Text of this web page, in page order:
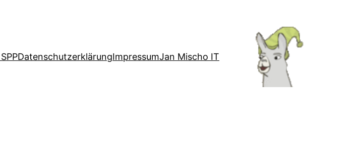
DatenschutzerklärungImpressumJan Mischo IT